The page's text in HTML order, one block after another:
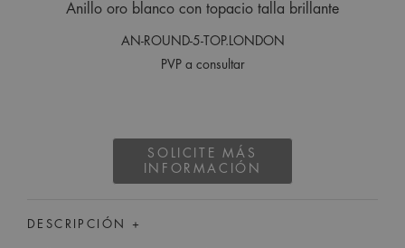
Anillo oro blanco con topacio talla brillante
AN-ROUND-5-TOP.LONDON
PVP a consultar
SOLICITE MÁS
INFORMACIÓN
DESCRIPCIÓN +